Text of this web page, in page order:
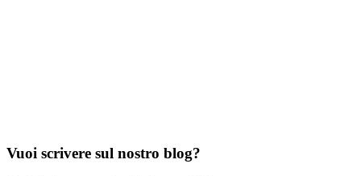
Vuoi scrivere sul nostro blog?